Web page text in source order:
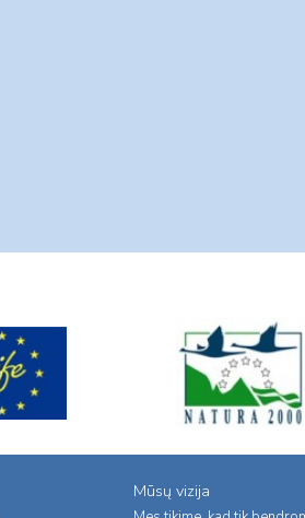
Mūsų vizija